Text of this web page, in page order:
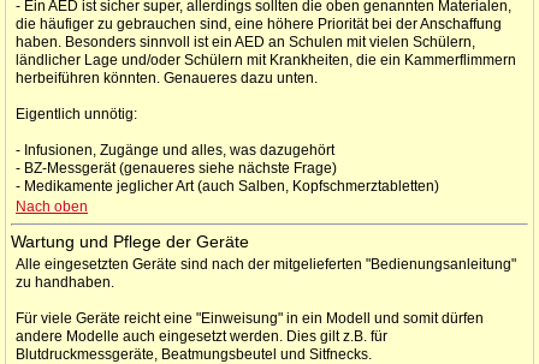
- Ein AED ist sicher super, allerdings sollten die oben genannten Materialen,
die häufiger zu gebrauchen sind, eine höhere Priorität bei der Anschaffung
haben. Besonders sinnvoll ist ein AED an Schulen mit vielen Schülern,
ländlicher Lage und/oder Schülern mit Krankheiten, die ein Kammerflimmern
herbeiführen könnten. Genaueres dazu unten.
Eigentlich unnötig:
- Infusionen, Zugänge und alles, was dazugehört
- BZ-Messgerät (genaueres siehe nächste Frage)
- Medikamente jeglicher Art (auch Salben, Kopfschmerztabletten)
Nach oben
Wartung und Pflege der Geräte
Alle eingesetzten Geräte sind nach der mitgelieferten "Bedienungsanleitung"
zu handhaben.
Für viele Geräte reicht eine "Einweisung" in ein Modell und somit dürfen
andere Modelle auch eingesetzt werden. Dies gilt z.B. für
Blutdruckmessgeräte, Beatmungsbeutel und Sitfnecks.